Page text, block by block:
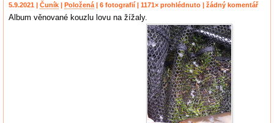
5.9.2021 | Čuník | Položená | 6 fotografií | 1171× prohlédnuto | žádný komentář
Album věnované kouzlu lovu na žížaly.